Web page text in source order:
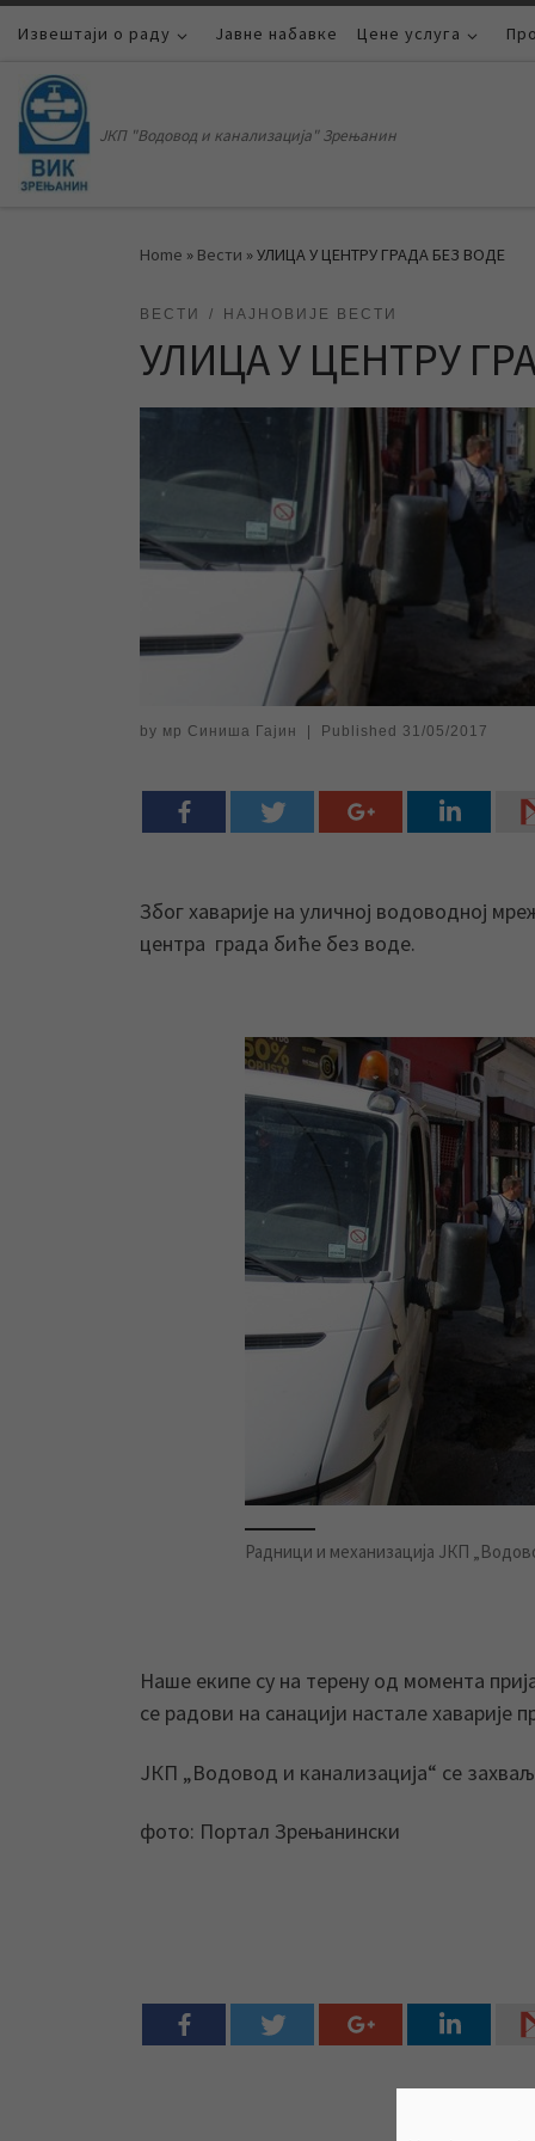
Skip to content
Извештаји о раду Јавне набавке Цене услуга
ЈКП "Водовод и канализација" Зрењанин
Home » Вести »УЛИЦА У ЦЕНТРУ ГРАДА БЕЗ ВОДЕ
ВЕСТИ НАЈНОВИЈЕ ВЕСТИ
УЛИЦА У ЦЕНТРУ
by мр Синиша Гајин Published 31/05/2017
Због хаварије на уличној водоводној
центра града биће без воде.
Радници и механизација ЈКП
Наше екипе су на терену од момента
се радови на санацији настале хаварије
ЈКП „Водовод и канализација“ се
фото: Портал Зрењанински